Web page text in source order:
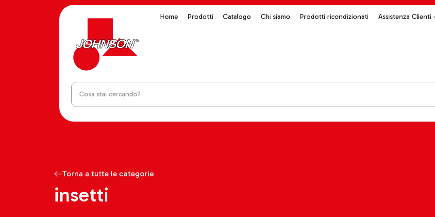
Home Prodotti Catalogo Chi siamo Prodotti ricondizionati Assistenza Clienti
Torna a tutte le categorie
insetti